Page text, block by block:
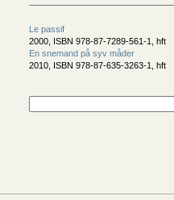
Le passif
2000, ISBN 978-87-7289-561-1, hft
En snemand på syv måder
2010, ISBN 978-87-635-3263-1, hft